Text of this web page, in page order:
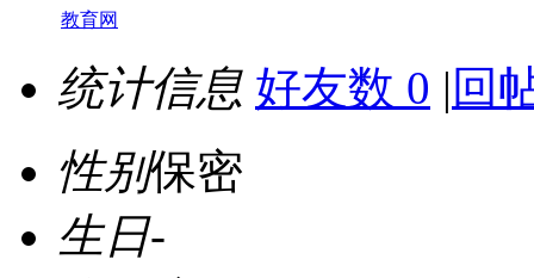
教育网
统计信息 好友数 0 | 回
性别保密
生日-